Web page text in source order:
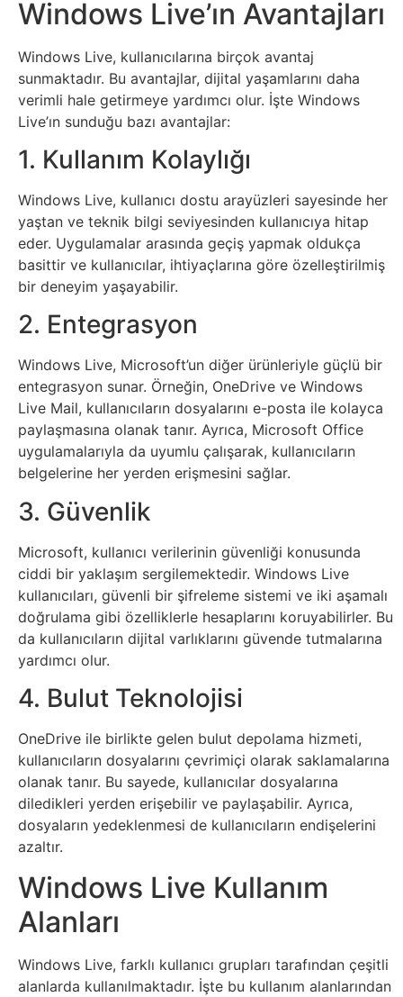
İnternet
İnternetten
Para
Kazanma
Kadın
Kim
Kimdir
Kitap
Kültür
Sanat
Metaverse
Mobil
Müzik
Nft
Oyun
Projeler
ve
Fikirler
Psikoloji
Sağlık
Scriptler
Seo
Windows Live’ın Avantajları
Windows Live, kullanıcılarına birçok avantaj
sunmaktadır. Bu avantajlar, dijital yaşamlarını daha
verimli hale getirmeye yardımcı olur. İşte Windows
Live’ın sunduğu bazı avantajlar:
1. Kullanım Kolaylığı
Windows Live, kullanıcı dostu arayüzleri sayesinde her
yaştan ve teknik bilgi seviyesinden kullanıcıya hitap
eder. Uygulamalar arasında geçiş yapmak oldukça
basittir ve kullanıcılar, ihtiyaçlarına göre özelleştirilmiş
bir deneyim yaşayabilir.
2. Entegrasyon
Windows Live, Microsoft’un diğer ürünleriyle güçlü bir
entegrasyon sunar. Örneğin, OneDrive ve Windows
Live Mail, kullanıcıların dosyalarını e-posta ile kolayca
paylaşmasına olanak tanır. Ayrıca, Microsoft Office
uygulamalarıyla da uyumlu çalışarak, kullanıcıların
belgelerine her yerden erişmesini sağlar.
3. Güvenlik
Microsoft, kullanıcı verilerinin güvenliği konusunda
ciddi bir yaklaşım sergilemektedir. Windows Live
kullanıcıları, güvenli bir şifreleme sistemi ve iki aşamalı
doğrulama gibi özelliklerle hesaplarını koruyabilirler. Bu
da kullanıcıların dijital varlıklarını güvende tutmalarına
yardımcı olur.
4. Bulut Teknolojisi
OneDrive ile birlikte gelen bulut depolama hizmeti,
kullanıcıların dosyalarını çevrimiçi olarak saklamalarına
olanak tanır. Bu sayede, kullanıcılar dosyalarına
diledikleri yerden erişebilir ve paylaşabilir. Ayrıca,
dosyaların yedeklenmesi de kullanıcıların endişelerini
azaltır.
Windows Live Kullanım
Alanları
Windows Live, farklı kullanıcı grupları tarafından çeşitli
alanlarda kullanılmaktadır. İşte bu kullanım alanlarından